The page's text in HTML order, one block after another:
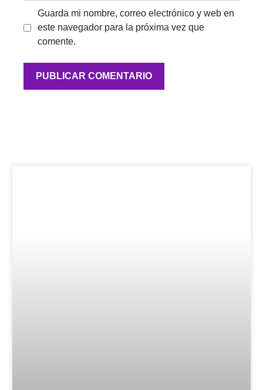
Guarda mi nombre, correo electrónico y web en
este navegador para la próxima vez que
comente.